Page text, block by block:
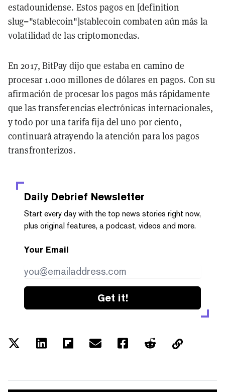
estadounidense. Estos pagos en [definition
slug="stablecoin"]stablecoin combaten aún más la
volatilidad de las criptomonedas.
En 2017, BitPay dijo que estaba en camino de
procesar 1.000 millones de dólares en pagos. Con su
afirmación de procesar los pagos más rápidamente
que las transferencias electrónicas internacionales,
y todo por una tarifa fija del uno por ciento,
continuará atrayendo la atención para los pagos
transfronterizos.
Daily Debrief Newsletter
Start every day with the top news stories right now,
plus original features, a podcast, videos and more.
Your Email
Get it!